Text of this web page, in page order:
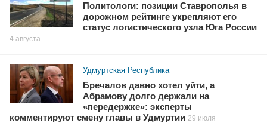
Политологи: позиции Ставрополья в
дорожном рейтинге укрепляют его
статус логистического узла Юга России
4 августа
Удмуртская Республика
Бречалов давно хотел уйти, а
Абрамову долго держали на
«передержке»: эксперты
комментируют смену главы в Удмуртии 29 июля